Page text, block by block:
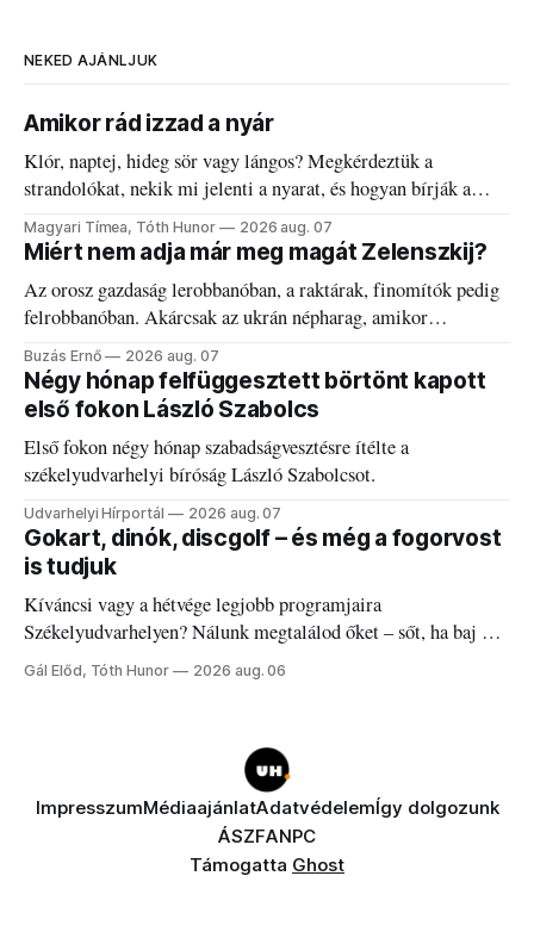
NEKED AJÁNLJUK
Amikor rád izzad a nyár
Klór, naptej, hideg sör vagy lángos? Megkérdeztük a
strandolókat, nekik mi jelenti a nyarat, és hogyan bírják a
kánikulát.
Magyari Tímea, Tóth Hunor 2026 aug. 07
Miért nem adja már meg magát Zelenszkij?
Az orosz gazdaság lerobbanóban, a raktárak, finomítók pedig
felrobbanóban. Akárcsak az ukrán népharag, amikor
elégedetlen vezetőivel.
Buzás Ernő 2026 aug. 07
Négy hónap felfüggesztett börtönt kapott
első fokon László Szabolcs
Első fokon négy hónap szabadságvesztésre ítélte a
székelyudvarhelyi bíróság László Szabolcsot.
Udvarhelyi Hírportál 2026 aug. 07
Gokart, dinók, discgolf – és még a fogorvost
is tudjuk
Kíváncsi vagy a hétvége legjobb programjaira
Székelyudvarhelyen? Nálunk megtalálod őket – sőt, ha baj van
a fogaddal, a fogorvosi ügyeletet is!
Gál Előd, Tóth Hunor 2026 aug. 06
ImpresszumMédiaajánlatAdatvédelemÍgy dolgozunk
ÁSZFANPC
Támogatta Ghost